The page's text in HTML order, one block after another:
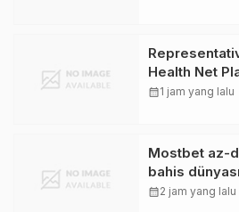
Health Net
calendar_month1 jam yang lalu
Mostbet az-
bahis
qədər asandır
calendar_month2 jam yang lalu